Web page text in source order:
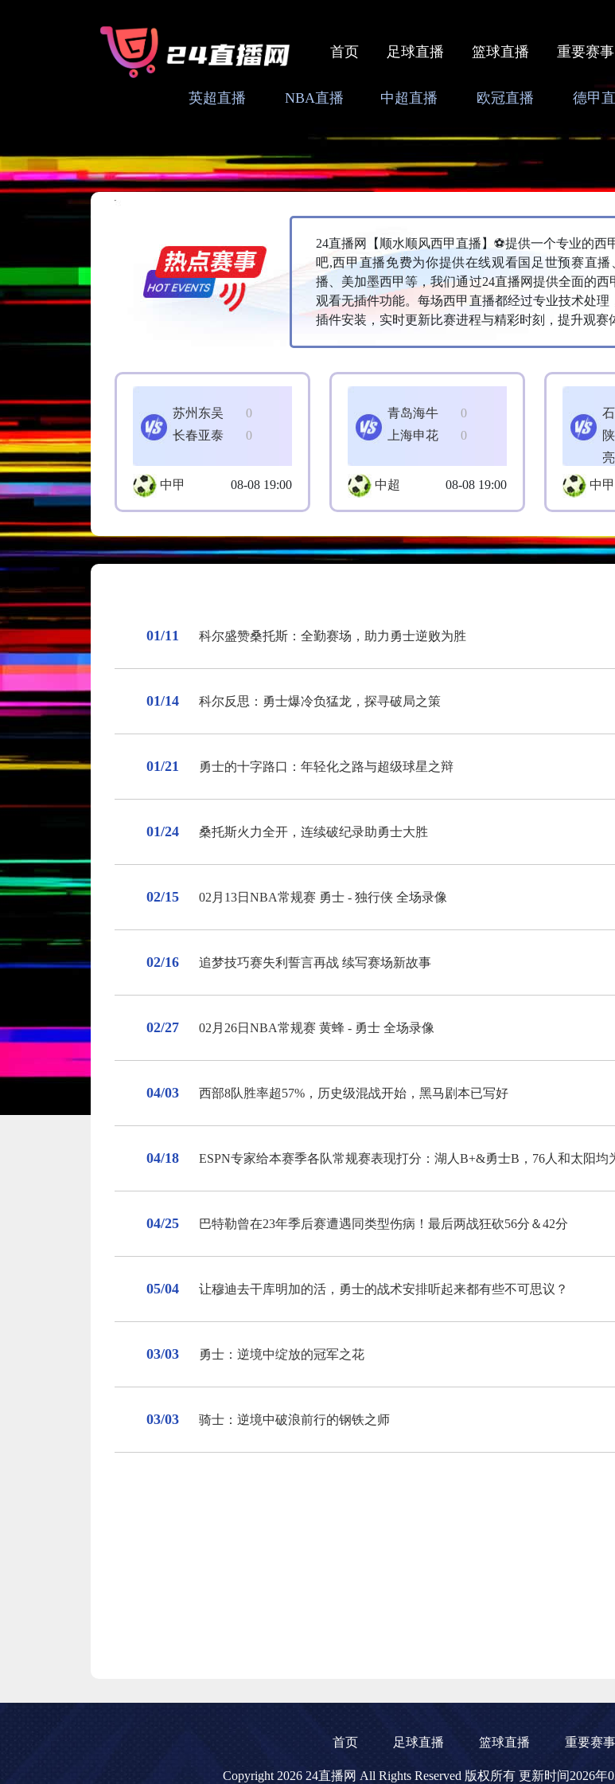
首页 足球直播 篮球直播 重要赛事
英超直播 NBA直播 中超直播 欧冠直播 德甲
24直播网【‌顺水顺风西甲直播】⚽提供一个专业的
吧,西甲直播免费为你提供在线观看国足世预赛直
播、美加墨西甲等，我们通过24直播网提供全面的
观看无插件功能。每场西甲直播都经过专业技术处
插件安装，实时更新比赛进程与精彩时刻，提升观赛
0
苏州东吴
0
长春亚泰
中甲 08-08 19:00
0
青岛海牛
0
上海申花
中超 08-08 19:00
中甲
01/11 科尔盛赞桑托斯：全勤赛场，助力勇士逆败为胜
01/14 科尔反思：勇士爆冷负猛龙，探寻破局之策
01/21 勇士的十字路口：年轻化之路与超级球星之辩
01/24 桑托斯火力全开，连续破纪录助勇士大胜
02/15 02月13日NBA常规赛 勇士 - 独行侠 全场录像
02/16 追梦技巧赛失利誓言再战 续写赛场新故事
02/27 02月26日NBA常规赛 黄蜂 - 勇士 全场录像
04/03 西部8队胜率超57%，历史级混战开始，黑马剧本已写好
04/18 ESPN专家给本赛季各队常规赛表现打分：湖人B+&勇士B，76人和太阳均
04/25 巴特勒曾在23年季后赛遭遇同类型伤病！最后两战狂砍56分＆42分
05/04 让穆迪去干库明加的活，勇士的战术安排听起来都有些不可思议？
03/03 勇士：逆境中绽放的冠军之花
03/03 骑士：逆境中破浪前行的钢铁之师
首页 足球直播 篮球直播 重要赛事
Copyright 2026 24直播网 All Rights Reserved 版权所有 更新时间2026年